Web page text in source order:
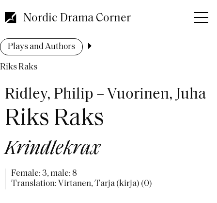
to
main
Nordic Drama Corner
Breadcrumb
Plays and Authors
Riks Raks
Ridley, Philip – Vuorinen, Juha
Riks Raks
Krindlekrax
Female: 3, male: 8
Translation: Virtanen, Tarja (kirja) (0)